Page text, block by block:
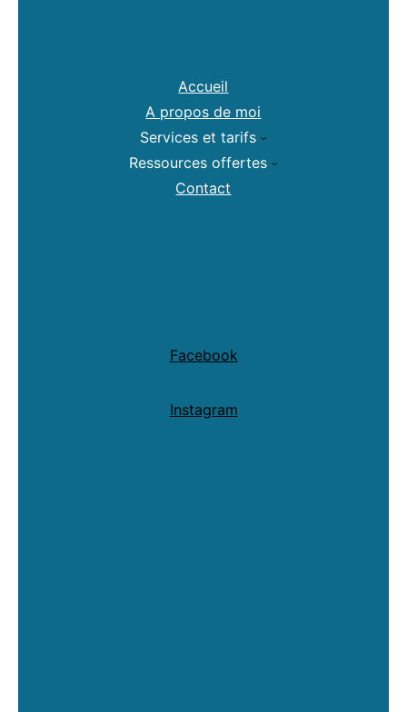
Accueil
A propos de moi
Services et tarifs
Ressources offertes
Contact
Facebook
Instagram